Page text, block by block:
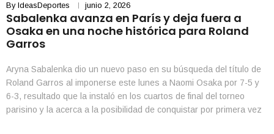
By IdeasDeportes junio 2, 2026
Sabalenka avanza en París y deja fuera a
Osaka en una noche histórica para Roland
Garros
Aryna Sabalenka dio un nuevo paso en su búsqueda del título de
Roland Garros al imponerse este lunes a Naomi Osaka por 7-5 y
6-3, resultado que la instaló en los cuartos de final del torneo
parisino y la acerca a la posibilidad de conquistar por primera vez